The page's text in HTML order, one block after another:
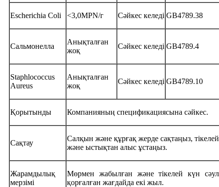
Escherichia Coli <3,0MPN/г Сәйкес келеді GB4789.38
Сальмонелла
Анықталған
жоқ
Сәйкес келеді GB4789.4
Staphlococcus
Aureus
Анықталған
жоқ
Сәйкес келеді GB4789.10
Қорытынды Компанияның спецификациясына сәйкес.
Сақтау
Салқын және құрғақ жерде сақтаңыз,
және ыстықтан алыс ұстаңыз.
Жарамдылық
мерзімі
Мөрмен жабылған және тікелей күн
қорғалған жағдайда екі жыл.